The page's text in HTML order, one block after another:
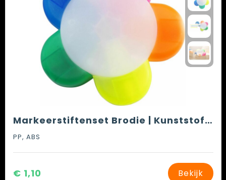
Markeerstiftenset Brodie | Kunststof | 5 kleuren
PP, ABS
€ 1,10 Bekijk